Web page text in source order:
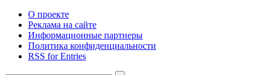
О проекте
Реклама на сайте
Информационные партнеры
Политика конфиденциальности
RSS for Entries